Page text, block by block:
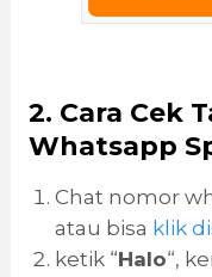
2. Cara Cek
Whatsapp
Chat nomor
atau bisa klik
ketik “Halo“,